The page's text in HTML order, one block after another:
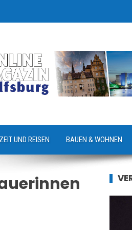
UND REISEN BAUEN & WOHNEN